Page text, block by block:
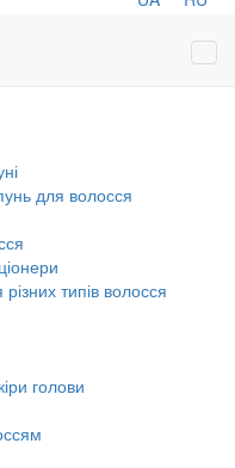
для волосся
типів волосся
голови